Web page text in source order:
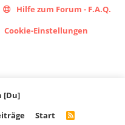
Hilfe zum Forum - F.A.Q.
Cookie-Einstellungen
[Du]
Start
R